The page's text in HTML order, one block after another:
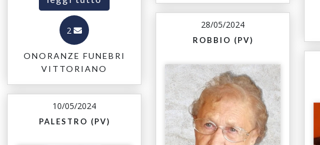
2
ONORANZE FUNEBRI
VITTORIANO
28/05/2024
ROBBIO (PV)
10/05/2024
PALESTRO (PV)